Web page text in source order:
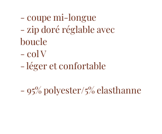
- coupe mi-longue
- zip doré réglable avec
boucle
- col V
- léger et confortable
- 95% polyester/5% elasthanne